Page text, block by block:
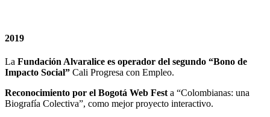
2019
La Fundación Alvaralice es operador del segundo “Bono de
Impacto Social” Cali Progresa con Empleo.
Reconocimiento por el Bogotá Web Fest a “Colombianas: una
Biografía Colectiva”, como mejor proyecto interactivo.